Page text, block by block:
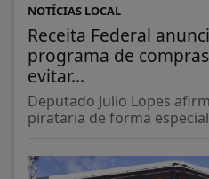
NOTÍCIAS LOCAL
Receita Federal
programa de
evitar...
Deputado Julio Lopes
pirataria de forma